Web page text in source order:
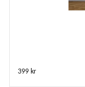
399 kr